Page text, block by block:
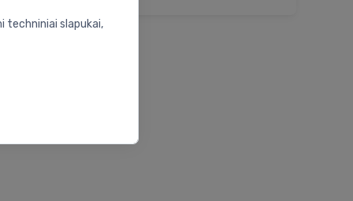
techniniai slapukai,